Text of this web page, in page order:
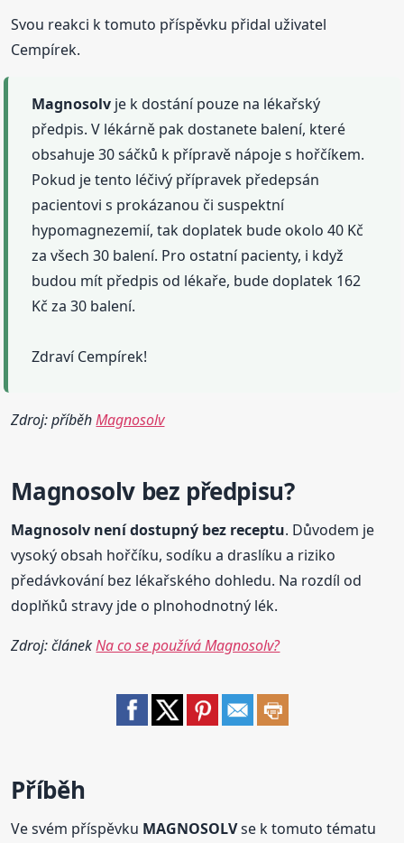
Svou reakci k tomuto příspěvku přidal uživatel
Cempírek.
Magnosolv je k dostání pouze na lékařský
předpis. V lékárně pak dostanete balení, které
obsahuje 30 sáčků k přípravě nápoje s hořčíkem.
Pokud je tento léčivý přípravek předepsán
pacientovi s prokázanou či suspektní
hypomagnezemií, tak doplatek bude okolo 40 Kč
za všech 30 balení. Pro ostatní pacienty, i když
budou mít předpis od lékaře, bude doplatek 162
Kč za 30 balení.
Zdraví Cempírek!
Zdroj: příběhMagnosolv
Magnosolvbez předpisu?
Magnosolv není dostupný bez receptu. Důvodem je
vysoký obsah hořčíku, sodíku a draslíku a riziko
předávkování bez lékařského dohledu. Na rozdíl od
doplňků stravy jde o plnohodnotný lék.
Zdroj: článekNa co se používá Magnosolv?
Příběh
Ve svém příspěvku MAGNOSOLVse k tomuto tématu